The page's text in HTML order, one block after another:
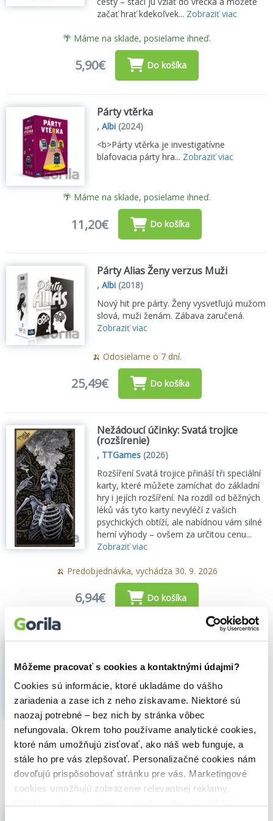
Môžeme pracovať s cookies a kontaktnými údajmi?
Cookies sú informácie, ktoré ukladáme do vášho
zariadenia a zase ich z neho získavame. Niektoré sú
naozaj potrebné – bez nich by stránka vôbec
nefungovala. Okrem toho používame analytické cookies,
ktoré nám umožňujú zisťovať, ako náš web funguje, a
stále ho pre vás zlepšovať. Personalizačné cookies nám
dovoľujú prispôsobovať stránku pre vás. Marketingové
cookies umožňujú zobrazenie relevantnej reklamy.
začať hrať kdekoľvek... Zobraziť viac
🌴 Máme na sklade, posielame ihneď.
5,90€ Do košíka
Párty vtěrka
,Albi (2024)
<b>Párty vtěrka je investigatívne
blafovacia párty hra... Zobraziť viac
🌴 Máme na sklade, posielame ihneď.
11,20€ Do košíka
Párty Alias Ženy verzus Muži
,Albi (2018)
Nový hit pre párty. Ženy vysvetľujú mužom
slová, muži ženám. Zábava zaručená.
Zobraziť viac
🍌 Odosielame o 7 dní.
25,49€ Do košíka
Nežádoucí účinky: Svatá trojice
(rozšírenie)
, TTGames (2026)
Rozšíření Svatá trojice přináší tři speciální
karty, které můžete zamíchat do základní
hry i jejích rozšíření. Na rozdíl od běžných
léků vás tyto karty nevyléčí z vašich
psychických obtíží, ale nabídnou vám silné
herní výhody – ovšem za určitou cenu...
Zobraziť viac
🍌 Predobjednávka, vychádza 30. 9. 2026
6,94€ Do košíka
Čo to čmáráš?
že áno! Ale čo keď niektorý z hráčov kreslí
susedku od vedľa, zatiaľ čo ostatní kreslia
lietadlo...Zobraziť viac
🌴 Máme na sklade, posielame ihneď.
19,80€ Do košíka